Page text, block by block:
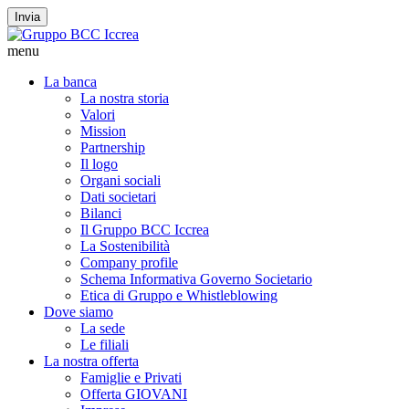
Invia
menu
La banca
La nostra storia
Valori
Mission
Partnership
Il logo
Organi sociali
Dati societari
Bilanci
Il Gruppo BCC Iccrea
La Sostenibilità
Company profile
Schema Informativa Governo Societario
Etica di Gruppo e Whistleblowing
Dove siamo
La sede
Le filiali
La nostra offerta
Famiglie e Privati
Offerta GIOVANI